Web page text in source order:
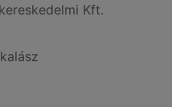
Kft.